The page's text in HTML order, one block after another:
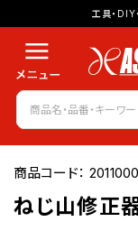
工具・DIY
商品コード：
ねじ山修正